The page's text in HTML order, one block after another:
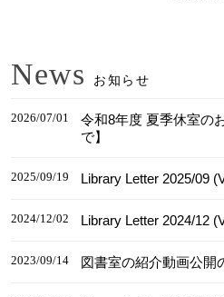
News お知らせ
2026/07/01
令和8年度 夏季休室の
で】
2025/09/19 Library Letter 2025/09
2024/12/02 Library Letter 2024/12
2023/09/14 図書室の紹介動画公開